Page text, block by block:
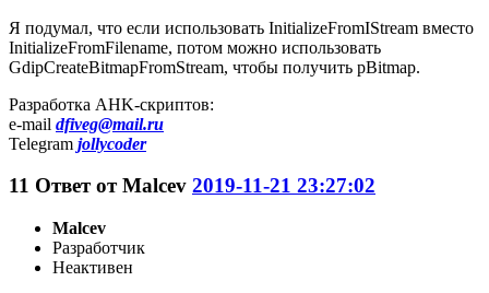
Я подумал, что если использовать InitializeFromIStream вместо
InitializeFromFilename, потом можно использовать
GdipCreateBitmapFromStream, чтобы получить pBitmap.
Разработка AHK-скриптов:
e-mail dfiveg@mail.ru
Telegram jollycoder
11 Ответ отMalcev 2019-11-21 23:27:02
Malcev
Разработчик
Неактивен